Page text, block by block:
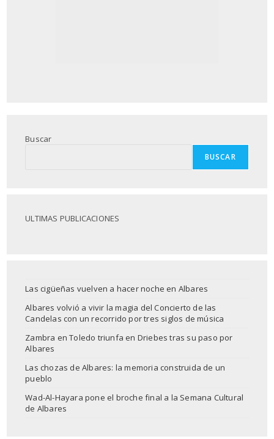
Buscar
BUSCAR
ULTIMAS PUBLICACIONES
Las cigüeñas vuelven a hacer noche en Albares
Albares volvió a vivir la magia del Concierto de las
Candelas con un recorrido por tres siglos de música
Zambra en Toledo triunfa en Driebes tras su paso por
Albares
Las chozas de Albares: la memoria construida de un
pueblo
Wad-Al-Hayara pone el broche final a la Semana Cultural
de Albares